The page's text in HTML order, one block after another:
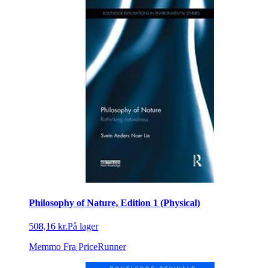
Philosophy of Nature, Edition 1 (Physical)
508,16 kr.På lager
Memmo Fra PriceRunner